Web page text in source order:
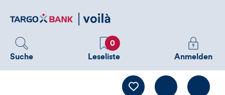
zum
Suche
Favoriten
0
Leseliste
Melden
Sie
an
um
Anmelden
LIKE Kommentieren